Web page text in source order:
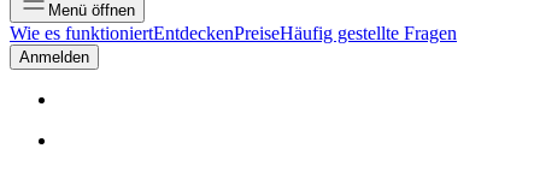
Menü öffnen
Wie es funktioniertEntdeckenPreiseHäufig gestellte Fragen
Anmelden